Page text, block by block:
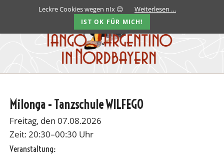
Milonga - Tanzschule WILFEGO
Freitag, den 07.08.2026
Zeit: 20:30–00:30 Uhr
Veranstaltung:
Leckre Cookies wegen nIx 😊 Weiterlesen …
IST OK FÜR MICH!